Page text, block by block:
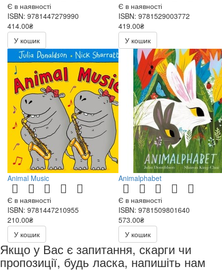
Є в наявності
ISBN: 9781447279990
414.00₴
У кошик
Є в наявності
ISBN: 9781529003772
419.00₴
У кошик
Animal Music
Є в наявності
ISBN: 9781447210955
210.00₴
У кошик
Animalphabet
Є в наявності
ISBN: 9781509801640
573.00₴
У кошик
Якщо у Вас є запитання, скарги чи
пропозиції, будь ласка, напишіть нам